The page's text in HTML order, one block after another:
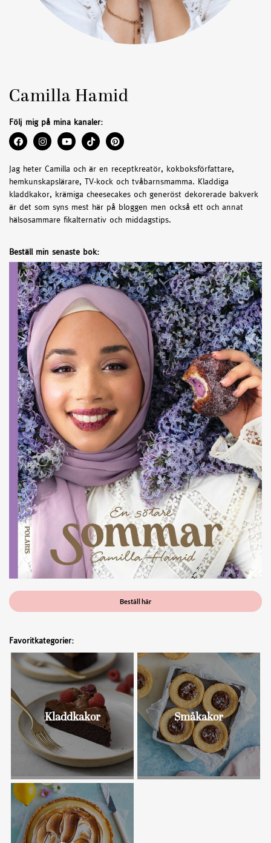
Camilla Hamid
Följ mig på mina kanaler:
Jag heter Camilla och är en receptkreatör, kokboksförfattare,
hemkunskapslärare, TV-kock och tvåbarnsmamma. Kladdiga
kladdkakor, krämiga cheesecakes och generöst dekorerade bakverk
är det som syns mest här på bloggen men också ett och annat
hälsosammare fikalternativ och middagstips.
Beställ min senaste bok:
Beställ här
Favoritkategorier:
Kladdkakor Småkakor